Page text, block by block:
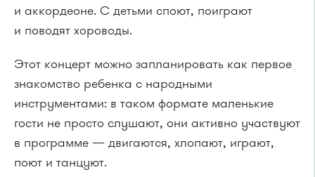
и аккордеоне. С детьми споют, поиграют
и поводят хороводы.
Этот концерт можно запланировать как первое
знакомство ребенка с народными
инструментами: в таком формате маленькие
гости не просто слушают, они активно участвуют
в программе — двигаются, хлопают, играют,
поют и танцуют.